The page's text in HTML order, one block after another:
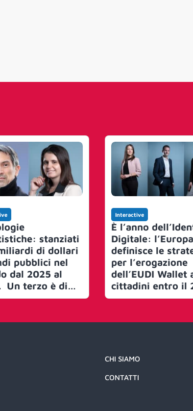
stanziati
di dollari
pubblici nel
dal 2025 al
Un terzo è di
europea
Interactive
È l’anno
Digitale: l’Europa
definisce le
per l’erogazione
dell’EUDI Wallet
cittadini entro il
In Italia partiti i
siamo lontani
CHI SIAMO
CONTATTI